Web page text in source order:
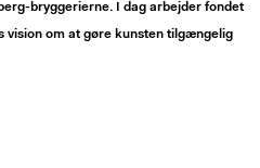
bryggerierne. I dag arbejder fondet
vision om at gøre kunsten tilgængelig